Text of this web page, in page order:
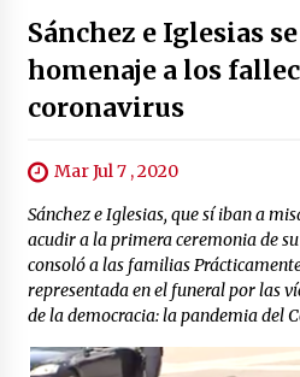
Sánchez e Iglesias
homenaje a los
coronavirus
Mar Jul 7 , 2020
Sánchez e Iglesias, que sí iban a
acudir a la primera ceremonia de
consoló a las familias
representada en el funeral por las
de la democracia: la pandemia del